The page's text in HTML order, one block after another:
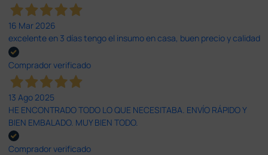
16 Mar 2026
excelente en 3 días tengo el insumo en casa, buen precio y calidad
Comprador verificado
13 Ago 2025
HE ENCONTRADO TODO LO QUE NECESITABA. ENVÍO RÁPIDO Y
BIEN EMBALADO. MUY BIEN TODO.
Comprador verificado